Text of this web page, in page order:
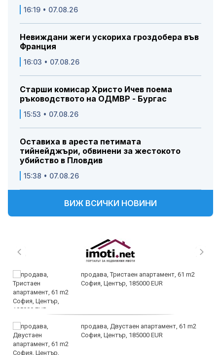
16:19 • 07.08.26
Невиждани жеги ускориха гроздобера във
Франция
16:03 • 07.08.26
Старши комисар Христо Ичев поема
ръководството на ОДМВР - Бургас
15:53 • 07.08.26
Оставиха в ареста петимата
тийнейджъри, обвинени за жестокото
убийство в Пловдив
15:38 • 07.08.26
ВИЖ ВСИЧКИ НОВИНИ
продава, Тристаен апартамент, 61 m2
София, Център, 185000 EUR
продава, Двустаен апартамент, 61 m2
София, Център, 185000 EUR